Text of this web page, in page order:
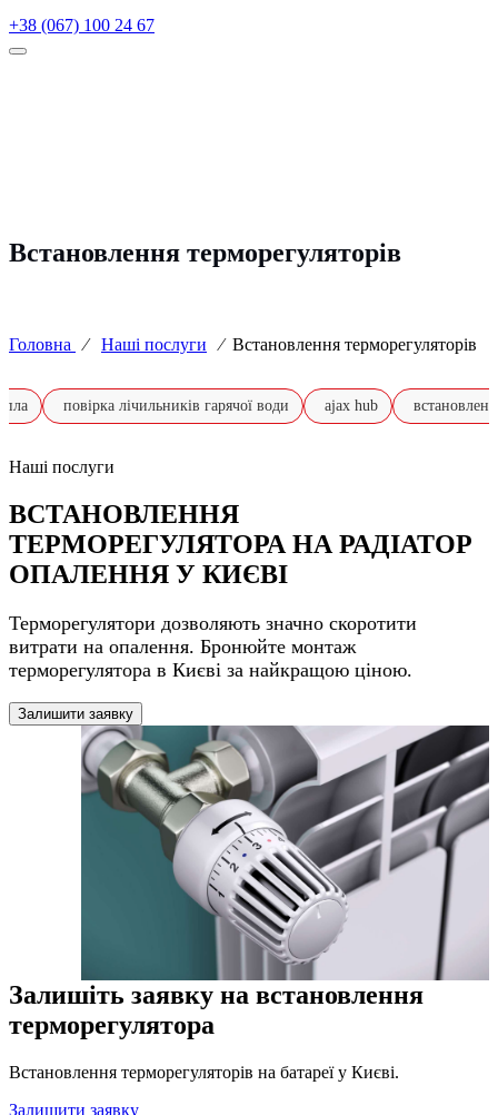
+38 (067) 100 24 67
Встановлення терморегуляторів
Головна ⁄ Наші послуги ⁄ Встановлення терморегуляторів
повірка лічильників гарячої води ajax hub
Наші послуги
ВСТАНОВЛЕННЯ
ТЕРМОРЕГУЛЯТОРА НА РАДІАТОР
ОПАЛЕННЯ У КИЄВІ
Терморегулятори дозволяють значно скоротити
витрати на опалення. Бронюйте монтаж
терморегулятора в Києві за найкращою ціною.
Залишити заявку
Залишіть заявку на встановлення
терморегулятора
Встановлення терморегуляторів на батареї у Києві.
Залишити заявку